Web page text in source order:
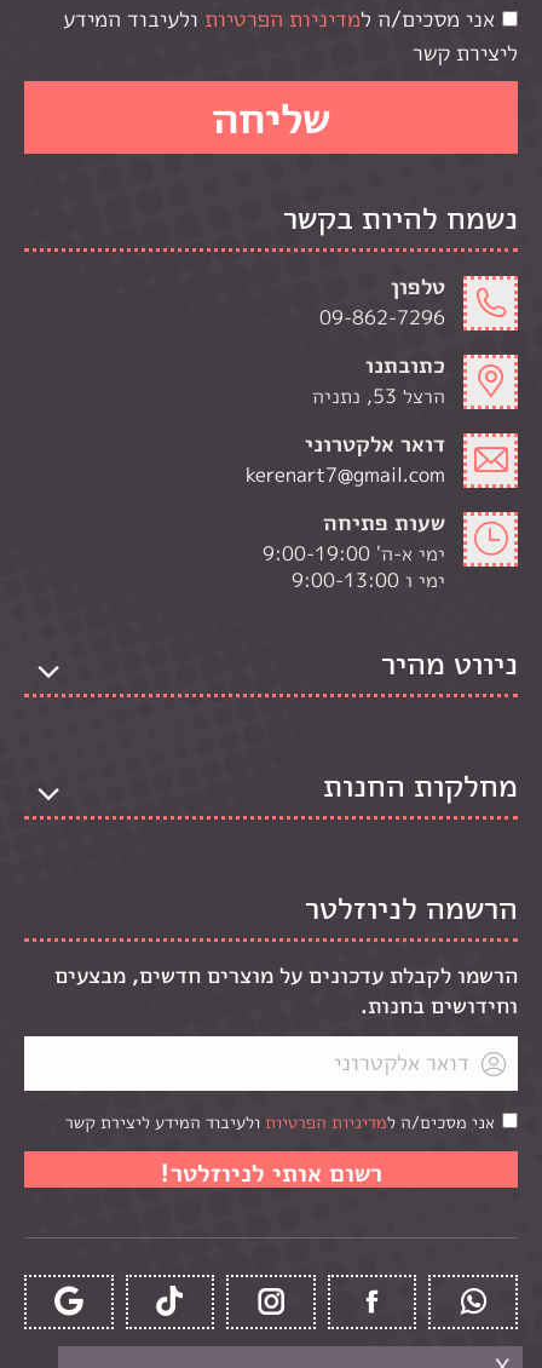
אני מסכים/ה למדיניות הפרטיות ולעיבוד המידע
ליצירת קשר
נשמח להיות בקשר
טלפון
09-862-7296
כתובתנו
הרצל 53, נתניה
דואר אלקטרוני
kerenart7@gmail.com
שעות פתיחה
ימי א-ה' 9:00-19:00
ימי ו 9:00-13:00
ניווט מהיר
מחלקות החנות
הרשמה לניוזלטר
הרשמו לקבלת עדכונים על מוצרים חדשים, מבצעים
וחידושים בחנות.
אני מסכים/ה למדיניות הפרטיות ולעיבוד המידע ליצירת קשר